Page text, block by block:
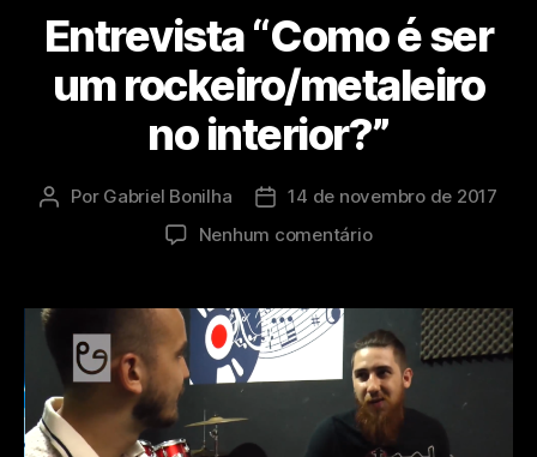
Entrevista “Como é ser
um rockeiro/metaleiro
no interior?”
Autor
Por Gabriel Bonilha
Data14 de novembro de 2017
Nenhum comentárioem
é
ser
um
rockeiro/metaleiro
no
interior?”